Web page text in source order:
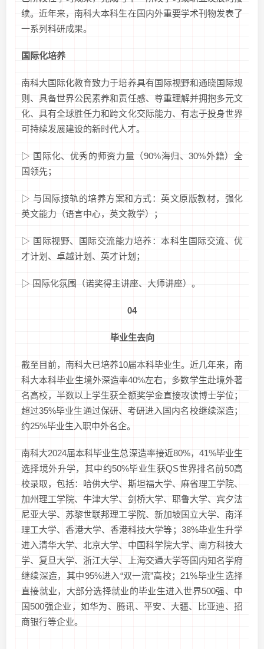
续。近年来，南科大本科生在国内外重要学术刊物发表了
一系列科研成果。
国际化培养
南科大国际化教育致力于培养具有国际视野和通晓国际规
则、具备世界公民素养和责任感、尊重理解并拥抱多元文
化、具有全球胜任力和跨文化交际能力、有志于投身世界
可持续发展建设的新时代人才。
▷ 国际化、优秀的师资力量（90%海归、30%外籍）全
国领先；
▷ 与国际接轨的培养方案和方式：英文原版教材，强化
英文能力（语言中心，英文教学）；
▷ 国际视野、国际交流能力培养：本科生国际交流、优
才计划、卓越计划、英才计划；
▷ 国际化氛围（诺奖得主讲座、大师讲座）。
04
毕业生去向
截至目前，南科大已培养10届本科毕业生。近几年来，南
科大本科毕业生境外深造率40%左右，多数学生赴境外著
名高校，半数以上学生获全额奖学金直接攻读博士学位；
超过35%毕业生通过保研、考研进入国内名校继续深造；
约25%毕业生入职中外名企。
南科大2024届本科毕业生总深造率接近80%，41%毕业生
选择境外升学，其中约50%毕业生获QS世界排名前50高
校录取，包括：哈佛大学、斯坦福大学、麻省理工学院、
加州理工学院、牛津大学、剑桥大学、耶鲁大学、宾夕法
尼亚大学、苏黎世联邦理工学院、新加坡国立大学、南洋
理工大学、香港大学、香港科技大学等；38%毕业生升学
进入清华大学、北京大学、中国科学院大学、南方科技大
学、复旦大学、浙江大学、上海交通大学等国内知名学府
继续深造，其中95%进入“双一流”高校；21%毕业生选择
直接就业，大部分选择就业的毕业生进入世界500强、中
国500强企业，如华为、腾讯、平安、大疆、比亚迪、招
商银行等企业。